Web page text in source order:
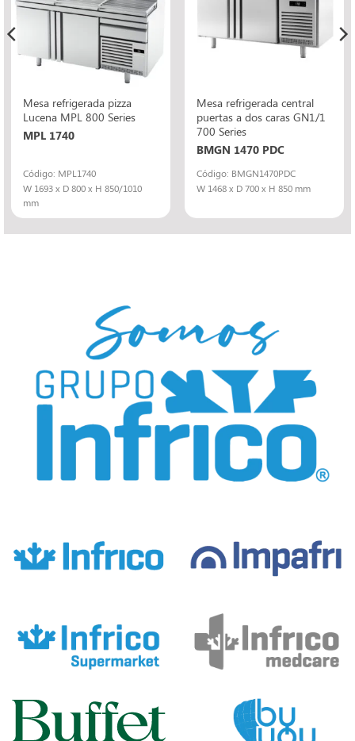
Mesa refrigerada pizza
Lucena MPL 800 Series
MPL 1740
Código: MPL1740
W 1693 x D 800 x H 850/1010
mm
Mesa refrigerada central
puertas a dos caras GN1/1
700 Series
BMGN 1470 PDC
Código: BMGN1470PDC
W 1468 x D 700 x H 850 mm